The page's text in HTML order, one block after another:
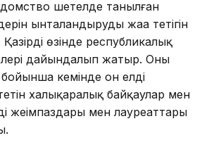
шетелде танылған
ынталандырудың жаңа тетігін
өзінде республикалық
дайындалып жатыр. Оның
кемінде он елдің
халықаралық байқаулар мен
жеңімпаздары мен лауреаттары